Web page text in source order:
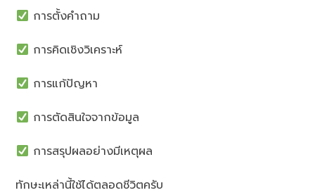
การตั้งคำถาม
การคิดเชิงวิเคราะห์
การแก้ปัญหา
การตัดสินใจจากข้อมูล
การสรุปผลอย่างมีเหตุผล
ทักษะเหล่านี้ใช้ได้ตลอดชีวิตครับ